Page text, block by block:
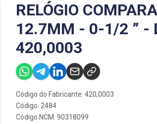
RELÓGIO
12.7MM - 0-1/2 ” -
420,0003
Código do Fabricante: 420,0003
Código: 2484
Código NCM: 90318099